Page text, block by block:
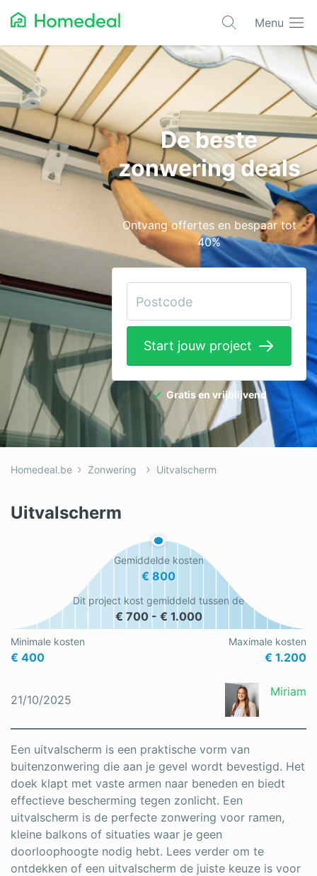
Menu
Populaire projecten
Aannemer
Airco
Alarmsystemen
Architect
Bestrating
Dakwerken
Elektricien
Gevelwerken
Glas
Hekwerken
Hovenier
Isolatie
Loodgieter
Rolluiken
Schilder
Schrijnwerker
Vloeren
Vochtbestrijding
Warmtepomp
Zonnepanelen
Zonwering
De beste
zonwering deals
Ontvang offertes en bespaar tot
40%
Start jouw project
Gratis en vrijblijvend
Homedeal.be Zonwering Uitvalscherm
Uitvalscherm
Minimale kosten
€ 400
Gemiddelde kosten
€ 800
Maximale kosten
€ 1.200
Dit project kost gemiddeld tussen de
€ 700 - € 1.000
21/10/2025
Miriam
Een uitvalscherm is een praktische vorm van
buitenzonwering die aan je gevel wordt bevestigd. Het
doek klapt met vaste armen naar beneden en biedt
effectieve bescherming tegen zonlicht. Een
uitvalscherm is de perfecte zonwering voor ramen,
kleine balkons of situaties waar je geen
doorloophoogte nodig hebt. Lees verder om te
ontdekken of een uitvalscherm de juiste keuze is voor